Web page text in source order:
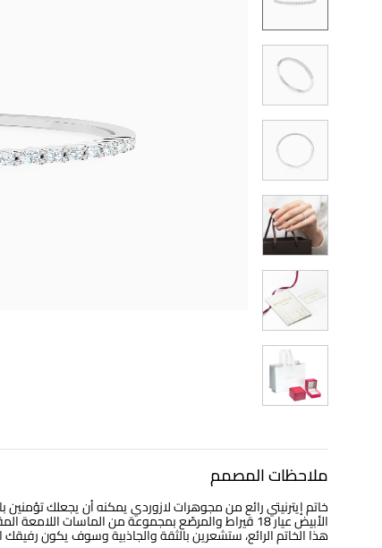
ملاحظات المصمم
خاتم إيترنيتي رائع من مجوهرات لازوردي يمكنه أن يجعلك
الأبيض عيار 18 قيراط والمرصّع بمجموعة من الماسات
هذا الخاتم الرائع، ستشعرين بالثقة والجاذبية وسوف يكون